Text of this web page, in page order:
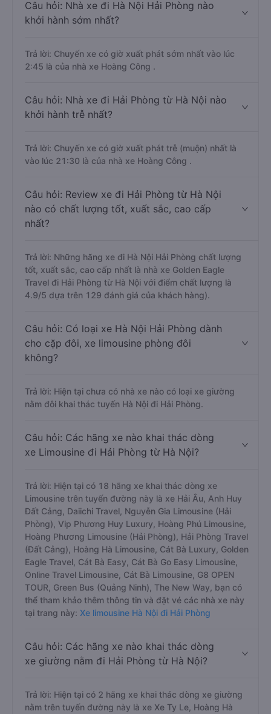
Câu hỏi: Nhà xe đi Hà Nội Hải Phòng nào
khởi hành sớm nhất?
Trả lời: Chuyến xe có giờ xuất phát sớm nhất vào lúc
2:45 là của nhà xe Hoàng Công .
Câu hỏi: Nhà xe đi Hải Phòng từ Hà Nội nào
khởi hành trễ nhất?
Trả lời: Chuyến xe có giờ xuất phát trễ (muộn) nhất là
vào lúc 21:30 là của nhà xe Hoàng Công .
Câu hỏi: Review xe đi Hải Phòng từ Hà Nội
nào có chất lượng tốt, xuất sắc, cao cấp
nhất?
Trả lời: Những hãng xe đi Hà Nội Hải Phòng chất lượng
tốt, xuất sắc, cao cấp nhất là nhà xe Golden Eagle
Travel đi Hải Phòng từ Hà Nội với điểm chất lượng là
4.9/5 dựa trên 129 đánh giá của khách hàng).
Câu hỏi: Có loại xe Hà Nội Hải Phòng dành
cho cặp đôi, xe limousine phòng đôi
không?
Trả lời: Hiện tại chưa có nhà xe nào có loại xe giường
nằm đôi khai thác tuyến Hà Nội đi Hải Phòng.
Câu hỏi: Các hãng xe nào khai thác dòng
xe Limousine đi Hải Phòng từ Hà Nội?
Trả lời: Hiện tại có 18 hãng xe khai thác dòng xe
Limousine trên tuyến đường này là xe Hải Âu, Anh Huy
Đất Cảng, Daiichi Travel, Nguyễn Gia Limousine (Hải
Phòng), Vip Phương Huy Luxury, Hoàng Phú Limousine,
Hoàng Phương Limousine (Hải Phòng), Hải Phòng Travel
(Đất Cảng), Hoàng Hà Limousine, Cát Bà Luxury, Golden
Eagle Travel, Cát Bà Easy, Cát Bà Go Easy Limousine,
Online Travel Limousine, Cát Bà Limousine, G8 OPEN
TOUR, Green Bus (Quảng Ninh), The New Way, bạn có
thể tham khảo thêm thông tin và đặt vé các nhà xe này
tại trang này: Xe limousine Hà Nội đi Hải Phòng
Câu hỏi: Các hãng xe nào khai thác dòng
xe giường nằm đi Hải Phòng từ Hà Nội?
Trả lời: Hiện tại có 2 hãng xe khai thác dòng xe giường
nằm trên tuyến đường này là xe Xe Ty Le, Hoàng Hà